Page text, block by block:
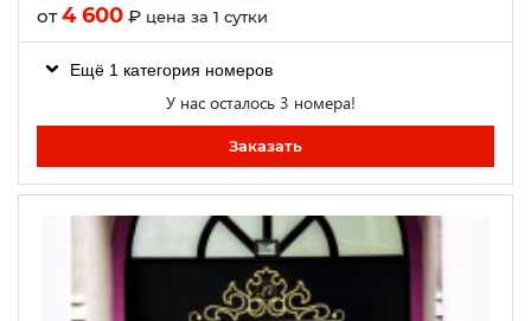
от4 600 ₽ цена за 1 сутки
Ещё 1 категория номеров
У нас осталось 3 номера!
Заказать